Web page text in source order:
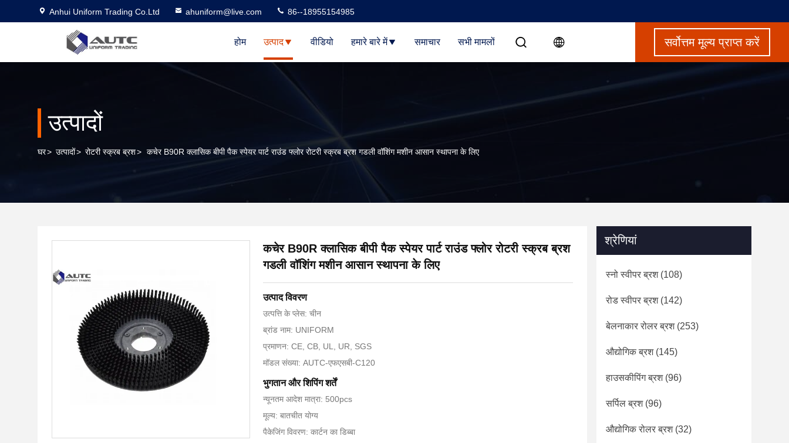
Anhui Uniform Trading Co.Ltd ahuniform@live.com 86--18955154985
होम उत्पाद वीडियो हमारे बारे में समाचार सभी मामलों सर्वोत्तम मूल्य प्राप्त करें
उत्पादों
घर> उत्पादों> रोटरी स्क्रब ब्रश> कचेर B90R क्लासिक बीपी पैक स्पेयर पार्ट राउंड फ्लोर रोटरी स्क्रब ब्रश गडली वॉशिंग मशीन आसान स्थापना के लिए
कचेर B90R क्लासिक बीपी पैक स्पेयर पार्ट राउंड फ्लोर रोटरी स्क्रब ब्रश
गडली वॉशिंग मशीन आसान स्थापना के लिए
उत्पाद विवरण
उत्पत्ति के प्लेस: चीन
ब्रांड नाम: UNIFORM
प्रमाणन: CE, CB, UL, UR, SGS
मॉडल संख्या: AUTC-एफएसबी-C120
भुगतान और शिपिंग शर्तें
न्यूनतम आदेश मात्रा: 500pcs
मूल्य: बातचीत योग्य
पैकेजिंग विवरण: कार्टन का डिब्बा
श्रेणियां
स्नो स्वीपर ब्रश(108)
रोड स्वीपर ब्रश(142)
बेलनाकार रोलर ब्रश(253)
औद्योगिक ब्रश(145)
हाउसकीपिंग ब्रश(96)
सर्पिल ब्रश(96)
औद्योगिक रोलर ब्रश(32)